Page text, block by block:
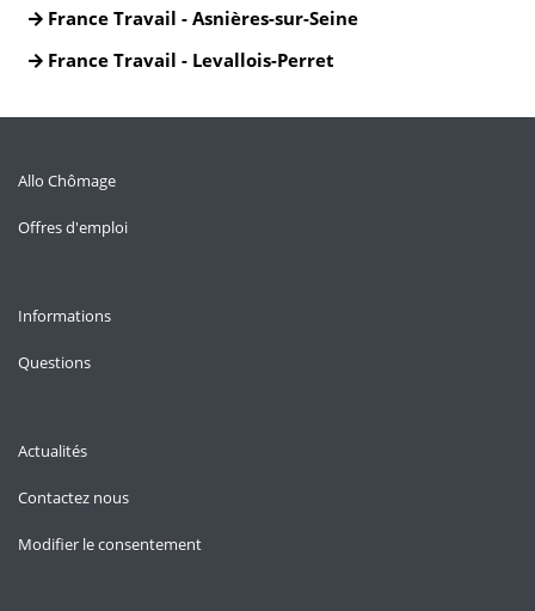
France Travail - Asnières-sur-Seine
France Travail - Levallois-Perret
Allo Chômage
Offres d'emploi
Informations
Questions
Actualités
Contactez nous
Modifier le consentement